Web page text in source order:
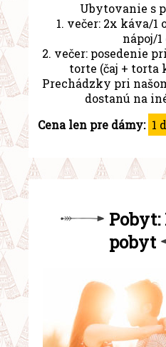
Ubytovanie s
1. večer: 2x káva/1
nápoj/1
2. večer: posedenie
torte (čaj + torta
Prechádzky pri
dostanú na
Cena len pre dámy: 1
pobyt